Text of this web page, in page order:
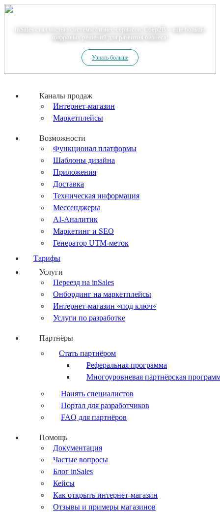
inSales стал частью системы бизнес-сервисов. Сбер2В – еще больше
цифровых решений для развития бизнеса!
Узнать больше
Каналы продаж
Интернет-магазин
Маркетплейсы
Возможности
Функционал платформы
Шаблоны дизайна
Приложения
Доставка
Техническая информация
Мессенджеры
AI-Аналитик
Маркетинг и SEO
Генератор UTM-меток
Тарифы
Услуги
Переезд на inSales
Онбординг на маркетплейсы
Интернет-магазин «под ключ»
Услуги по разработке
Партнёры
Стать партнёром
Реферальная программа
Многоуровневая партнёрская
Нанять специалистов
Портал для разработчиков
FAQ для партнёров
Помощь
Документация
Частые вопросы
Блог inSales
Кейсы
Как открыть интернет-магазин
Отзывы и примеры магазинов